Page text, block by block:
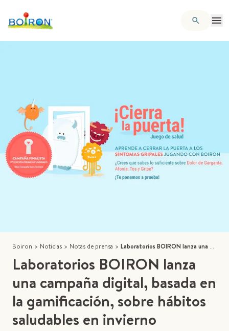
Boiron > Noticias > Notas de prensa > Laboratorios BOIRON lanza una campaña digital, basada en la gamificación, sobre hábitos saludables en invierno
Laboratorios BOIRON lanza
una campaña digital, basada en
la gamificación, sobre hábitos
saludables en invierno